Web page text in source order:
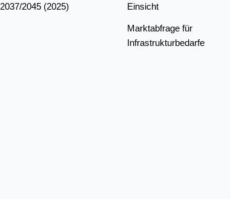
2037/2045 (2025)
Einsicht
Marktabfrage für
Infrastrukturbedarfe